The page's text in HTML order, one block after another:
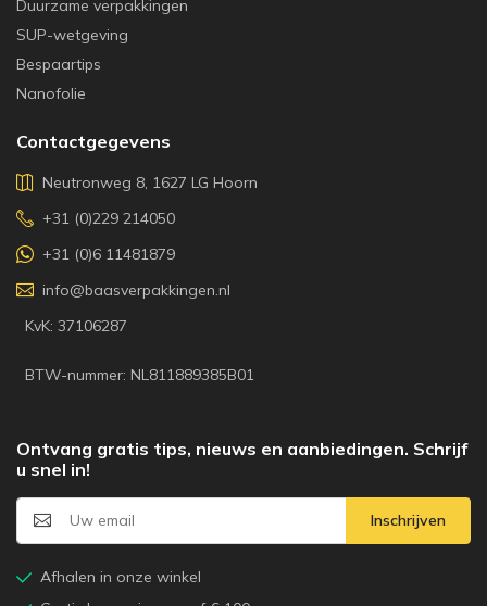
Duurzame verpakkingen
SUP-wetgeving
Bespaartips
Nanofolie
Contactgegevens
Neutronweg 8, 1627 LG Hoorn
+31 (0)229 214050
+31 (0)6 11481879
info@baasverpakkingen.nl
KvK: 37106287
BTW-nummer: NL811889385B01
Ontvang gratis tips, nieuws en aanbiedingen. Schrijf
u snel in!
Inschrijven
Afhalen in onze winkel